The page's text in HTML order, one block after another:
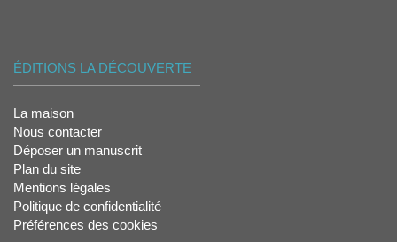
ÉDITIONS LA DÉCOUVERTE
La maison
Nous contacter
Déposer un manuscrit
Plan du site
Mentions légales
Politique de confidentialité
Préférences des cookies